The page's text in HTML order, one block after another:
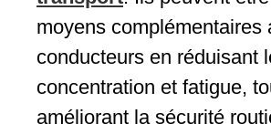
moyens complémentaires
conducteurs en réduisant
concentration et fatigue,
améliorant la sécurité